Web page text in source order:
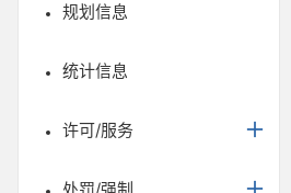
规划信息
统计信息
许可/服务